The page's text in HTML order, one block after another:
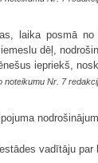
laika posmā
dēļ,
iepriekš,
noteikumu Nr. 7
vadītāju par